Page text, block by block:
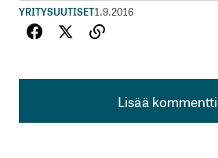
YRITYSUUTISET1.9.2016
Lisää kommentti
Lisää kommentti